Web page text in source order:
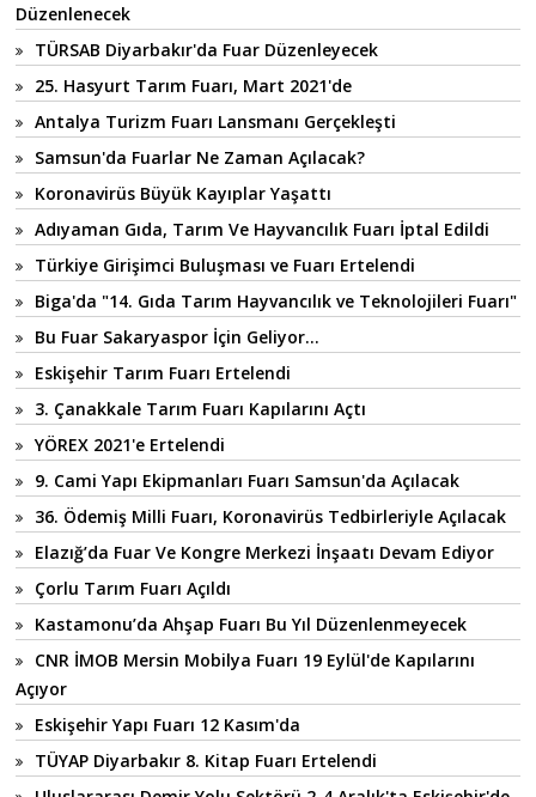
Düzenlenecek
TÜRSAB Diyarbakır'da Fuar Düzenleyecek
25. Hasyurt Tarım Fuarı, Mart 2021'de
Antalya Turizm Fuarı Lansmanı Gerçekleşti
Samsun'da Fuarlar Ne Zaman Açılacak?
Koronavirüs Büyük Kayıplar Yaşattı
Adıyaman Gıda, Tarım Ve Hayvancılık Fuarı İptal Edildi
Türkiye Girişimci Buluşması ve Fuarı Ertelendi
Biga'da "14. Gıda Tarım Hayvancılık ve Teknolojileri Fuarı"
Bu Fuar Sakaryaspor İçin Geliyor...
Eskişehir Tarım Fuarı Ertelendi
3. Çanakkale Tarım Fuarı Kapılarını Açtı
YÖREX 2021'e Ertelendi
9. Cami Yapı Ekipmanları Fuarı Samsun'da Açılacak
36. Ödemiş Milli Fuarı, Koronavirüs Tedbirleriyle Açılacak
Elazığ’da Fuar Ve Kongre Merkezi İnşaatı Devam Ediyor
Çorlu Tarım Fuarı Açıldı
Kastamonu’da Ahşap Fuarı Bu Yıl Düzenlenmeyecek
CNR İMOB Mersin Mobilya Fuarı 19 Eylül'de Kapılarını
Açıyor
Eskişehir Yapı Fuarı 12 Kasım'da
TÜYAP Diyarbakır 8. Kitap Fuarı Ertelendi